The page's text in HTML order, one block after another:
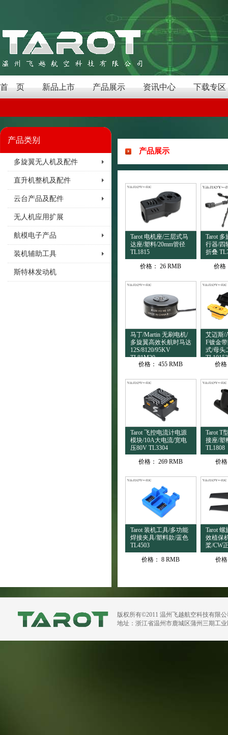
首 页 新品上市 产品展示 资讯中心 下载专区
产品类别
多旋翼无人机及配件
直升机整机及配件
云台产品及配件
无人机应用扩展
航模电子产品
装机辅助工具
斯特林发动机
产品展示
Tarot 电机座/三层式马
达座/塑料/20mm管径
TL1815
价格： 26 RMB
Tarot
行器/四
折叠
价格
马丁/Martin 无刷电机/
多旋翼高效长航时马达
12S/8120/95KV
TL81M20
价格： 455 RMB
艾迈斯/
F镀金
式/母头
TL10153
价
Tarot 飞控电流计电源
模块/10A大电流/宽电
压80V TL3304
价格： 269 RMB
Tarot T
接座/塑
TL1808
价
Tarot 装机工具/多功能
焊接夹具/塑料款/蓝色
TL4503
价格： 8 RMB
Tarot 螺
效植保
桨/CW
价
版权所有©2011 温州飞越航空科技有限
地址：浙江省温州市鹿城区蒲州三期工业